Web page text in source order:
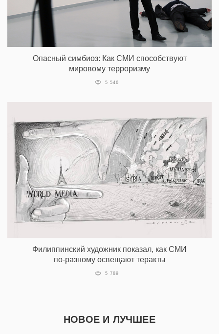
Опасный симбиоз: Как СМИ способствуют
мировому терроризму
5 546
Филиппинский художник показал, как СМИ
по-разному освещают теракты
5 789
НОВОЕ И ЛУЧШЕЕ